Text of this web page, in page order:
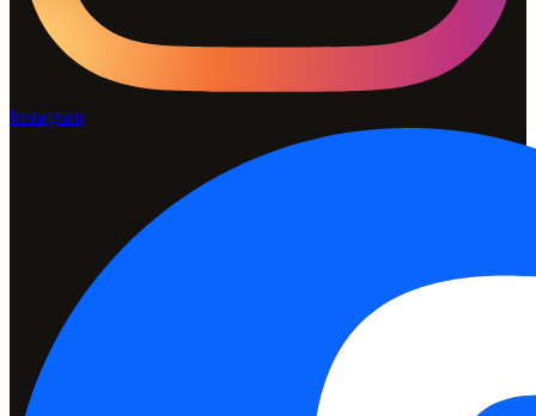
Instagram